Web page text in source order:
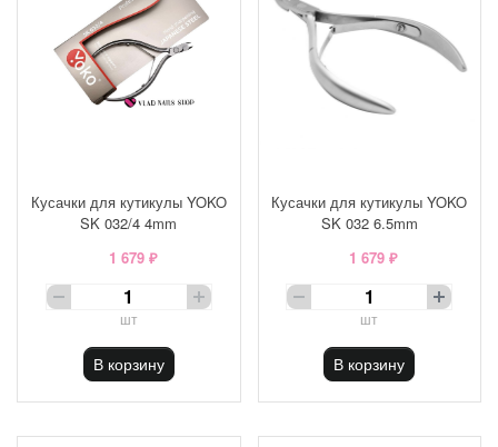
Кусачки для кутикулы YOKO
SK 032/4 4mm
1 679 ₽
шт
В корзину
Кусачки для кутикулы YOKO
SK 032 6.5mm
1 679 ₽
шт
В корзину